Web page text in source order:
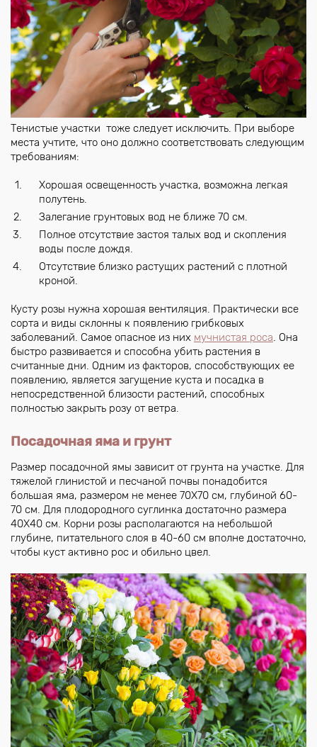
Тенистые участки тоже следует исключить. При выборе
места учтите, что оно должно соответствовать следующим
требованиям:
Хорошая освещенность участка, возможна легкая
полутень.
Залегание грунтовых вод не ближе 70 см.
Полное отсутствие застоя талых вод и скопления
воды после дождя.
Отсутствие близко растущих растений с плотной
кроной.
Кусту розы нужна хорошая вентиляция. Практически все
сорта и виды склонны к появлению грибковых
заболеваний. Самое опасное из них мучнистая роса. Она
быстро развивается и способна убить растения в
считанные дни. Одним из факторов, способствующих ее
появлению, является загущение куста и посадка в
непосредственной близости растений, способных
полностью закрыть розу от ветра.
Посадочная яма и грунт
Размер посадочной ямы зависит от грунта на участке. Для
тяжелой глинистой и песчаной почвы понадобится
большая яма, размером не менее 70Х70 см, глубиной 60-
70 см. Для плодородного суглинка достаточно размера
40Х40 см. Корни розы располагаются на небольшой
глубине, питательного слоя в 40-60 см вполне достаточно,
чтобы куст активно рос и обильно цвел.